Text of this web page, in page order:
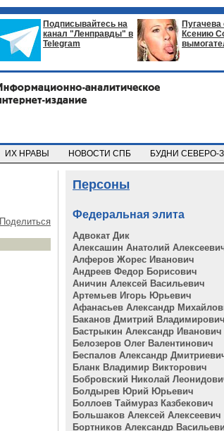
Подписывайтесь на
канал "Ленправды" в
Telegram
Ксению
ИХ НРАВЫ НОВОСТИ СПБ БУДНИ СЕВЕРО-
Поделиться
Персоны
Федеральная элита
Адвокат Дик
Алексашин Анатолий
Алферов Жорес Иванович
Андреев Федор Борисович
Аничин Алексей Васильевич
Артемьев Игорь Юрьевич
Афанасьев Александр
Баканов Дмитрий Владимирович
Бастрыкин Александр Иванович
Белозеров Олег Валентинович
Беспалов Александр
Бланк Владимир Викторович
Бобровский Николай
Болдырев Юрий Юрьевич
Боллоев Таймураз Казбекович
Большаков Алексей Алексеевич
Бортников Александр